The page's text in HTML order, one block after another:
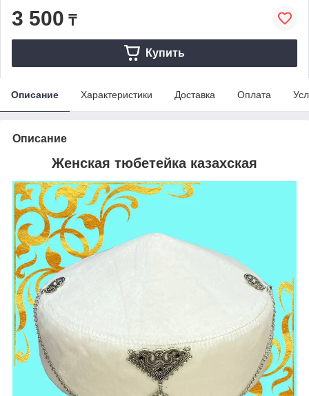
3 500 ₸
Купить
Описание Характеристики Доставка Оплата
Описание
Женская тюбетейка казахская